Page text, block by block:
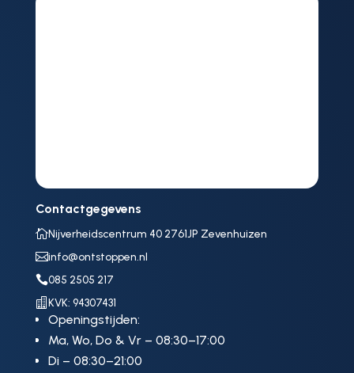
Contactgegevens
Nijverheidscentrum 40 2761JP Zevenhuizen
info@ontstoppen.nl
085 2505 217
 KVK: 94307431
Openingstijden:
Ma, Wo, Do & Vr – 08:30–17:00
Di – 08:30–21:00